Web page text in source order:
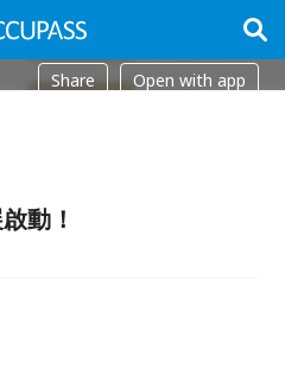
Share Open with app
動！